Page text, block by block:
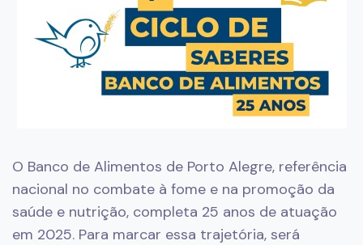
O Banco de Alimentos de Porto Alegre, referência
nacional no combate à fome e na promoção da
saúde e nutrição, completa 25 anos de atuação
em 2025. Para marcar essa trajetória, será